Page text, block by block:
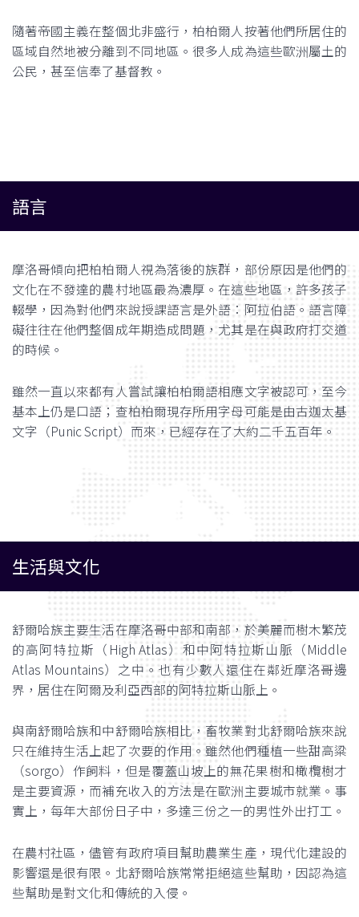
隨著帝國主義在整個北非盛行，柏柏爾人按著他們所居住的
區域自然地被分離到不同地區。很多人成為這些歐洲屬土的
公民，甚至信奉了基督教。
語言
摩洛哥傾向把柏柏爾人視為落後的族群，部份原因是他們的
文化在不發達的農村地區最為濃厚。在這些地區，許多孩子
輟學，因為對他們來說授課語言是外語：阿拉伯語。語言障
礙往往在他們整個成年期造成問題，尤其是在與政府打交道
的時候。
雖然一直以來都有人嘗試讓柏柏爾語相應文字被認可，至今
基本上仍是口語；查柏柏爾現存所用字母可能是由古迦太基
文字（Punic Script）而來，已經存在了大約二千五百年。
生活與文化
舒爾哈族主要生活在摩洛哥中部和南部，於美麗而樹木繁茂
的高阿特拉斯（High Atlas）和中阿特拉斯山脈（Middle
Atlas Mountains）之中。也有少數人還住在鄰近摩洛哥邊
界，居住在阿爾及利亞西部的阿特拉斯山脈上。
與南舒爾哈族和中舒爾哈族相比，畜牧業對北舒爾哈族來說
只在維持生活上起了次要的作用。雖然他們種植一些甜高粱
（sorgo）作飼料，但是覆蓋山坡上的無花果樹和橄欖樹才
是主要資源，而補充收入的方法是在歐洲主要城市就業。事
實上，每年大部份日子中，多達三份之一的男性外出打工。
在農村社區，儘管有政府項目幫助農業生產，現代化建設的
影響還是很有限。北舒爾哈族常常拒絕這些幫助，因認為這
些幫助是對文化和傳統的入侵。